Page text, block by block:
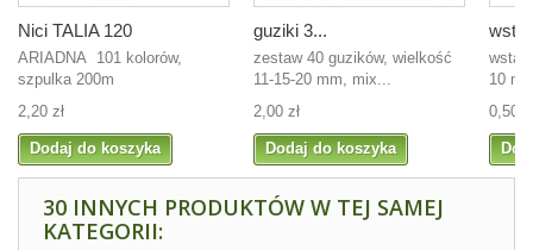
Nici TALIA 120
ARIADNA 101 kolorów,
szpulka 200m
2,20 zł
Dodaj do koszyka
guziki 3...
zestaw 40 guzików, wielkość
11-15-20 mm, mix...
2,00 zł
Dodaj do koszyka
10
0,50
30 INNYCH PRODUKTÓW W TEJ SAMEJ
KATEGORII: